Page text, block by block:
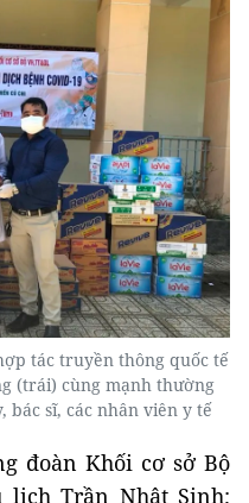
tác truyền thông quốc tế
(trái) cùng mạnh thường
sĩ, các nhân viên y tế
đoàn Khối cơ sở Bộ
lịch Trần Nhật Sinh;